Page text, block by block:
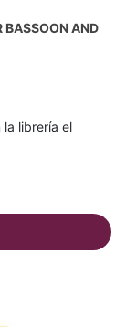
BASSOON AND
la librería el